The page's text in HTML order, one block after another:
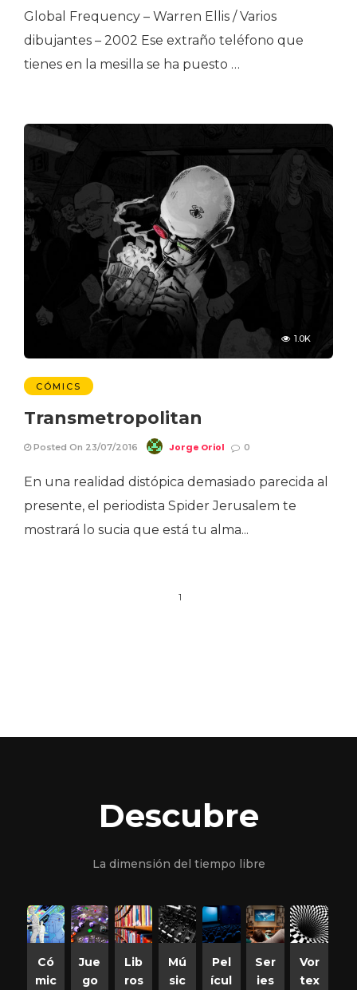
Global Frequency – Warren Ellis / Varios
dibujantes – 2002 Ese extraño teléfono que
tienes en la mesilla se ha puesto …
1.0K
CÓMICS
Transmetropolitan
Posted On 23/07/2016 Jorge Oriol 0
En una realidad distópica demasiado parecida al
presente, el periodista Spider Jerusalem te
mostrará lo sucia que está tu alma...
1
Descubre
La dimensión del tiempo libre
Có
mic
Jue
go
Lib
ros
Mú
sic
Pel
ícul
Ser
ies
Vor
tex